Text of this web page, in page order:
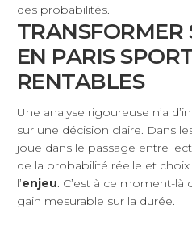
des probabilités.
TRANSFORMER
EN PARIS
RENTABLES
Une analyse rigoureuse n’a
sur une décision claire. Dans
joue dans le passage entre
de la probabilité réelle et choix
l’enjeu. C’est à ce moment-là
gain mesurable sur la durée.